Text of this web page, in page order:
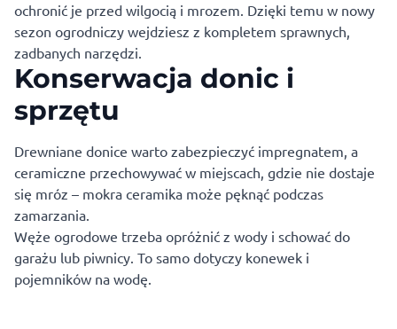
ochronić je przed wilgocią i mrozem. Dzięki temu w nowy
sezon ogrodniczy wejdziesz z kompletem sprawnych,
zadbanych narzędzi.
Konserwacja donic i
sprzętu
Drewniane donice warto zabezpieczyć impregnatem, a
ceramiczne przechowywać w miejscach, gdzie nie dostaje
się mróz – mokra ceramika może pęknąć podczas
zamarzania.
Węże ogrodowe trzeba opróżnić z wody i schować do
garażu lub piwnicy. To samo dotyczy konewek i
pojemników na wodę.